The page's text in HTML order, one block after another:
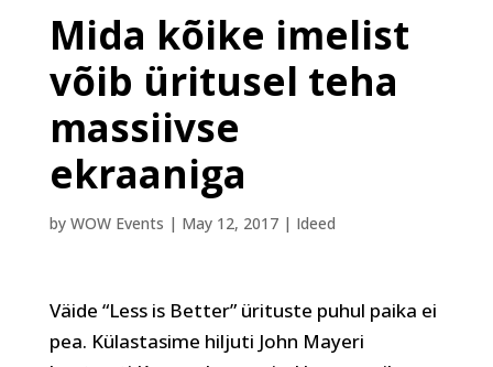
Mida kõike imelist
võib üritusel teha
massiivse
ekraaniga
by WOW Events | May 12, 2017| Ideed
Väide “Less is Better” ürituste puhul paika ei
pea. Külastasime hiljuti John Mayeri